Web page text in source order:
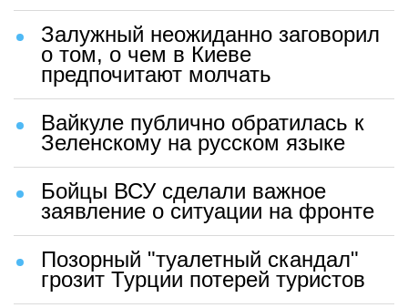
Залужный неожиданно заговорил
о том, о чем в Киеве
предпочитают молчать
Вайкуле публично обратилась к
Зеленскому на русском языке
Бойцы ВСУ сделали важное
заявление о ситуации на фронте
Позорный "туалетный скандал"
грозит Турции потерей туристов